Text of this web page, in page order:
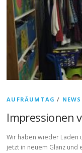
AUFRÄUMTAG / NEWS
Impressionen
Wir haben wieder Laden
jetzt in neuem Glanz und